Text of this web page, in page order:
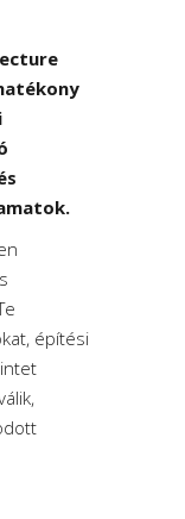
építési